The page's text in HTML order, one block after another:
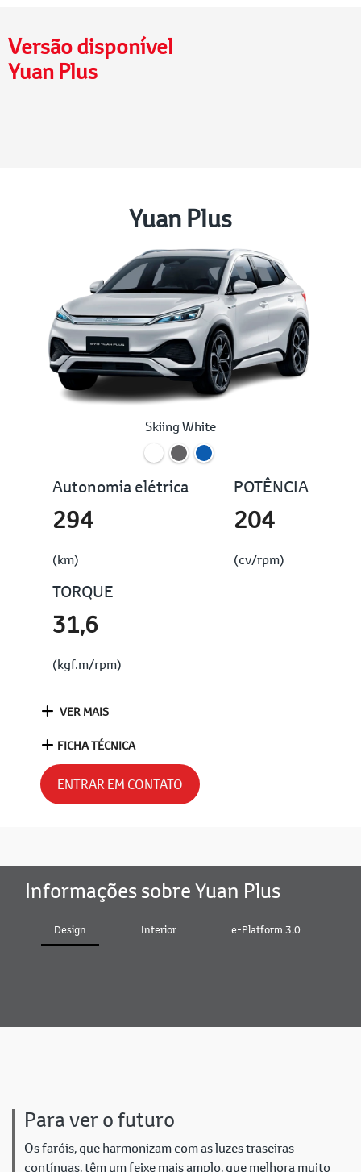
Versão disponível
Yuan Plus
Yuan Plus
Skiing White
Autonomia elétrica
294
(km)
POTÊNCIA
204
(cv/rpm)
TORQUE
31,6
(kgf.m/rpm)
VER MAIS
FICHA TÉCNICA
ENTRAR EM CONTATO
Informações sobre Yuan Plus
Design Interior e-Platform 3.0
Para ver o futuro
Os faróis, que harmonizam com as luzes traseiras
contínuas, têm um feixe mais amplo, que melhora muito